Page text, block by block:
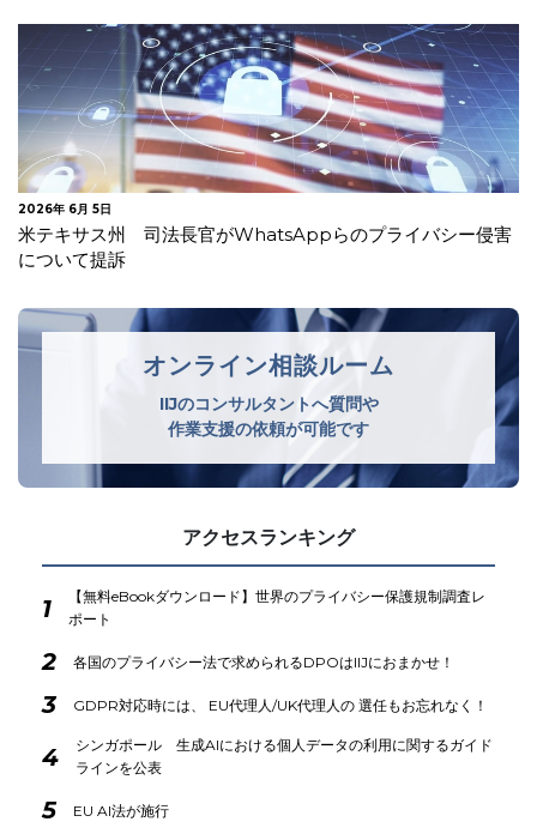
2026年 6月 5日
米テキサス州 司法長官がWhatsAppらのプライバシー侵害
について提訴
オンライン相談ルーム
IIJのコンサルタントへ質問や
作業支援の依頼が可能です
アクセスランキング
1
【無料eBookダウンロード】世界のプライバシー保護規制調査レ
ポート
2 各国のプライバシー法で求められるDPOはIIJにおまかせ！
3 GDPR対応時には、 EU代理人/UK代理人の 選任もお忘れなく！
4
シンガポール 生成AIにおける個人データの利用に関するガイド
ラインを公表
5 EU AI法が施行